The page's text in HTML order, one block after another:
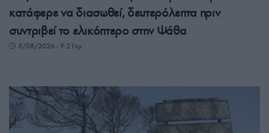
κατάφερε να διασωθεί, δευτερόλεπτα πριν
συντριβεί το ελικόπτερο στην Ψάθα
5/08/2026 - 9:21πμ